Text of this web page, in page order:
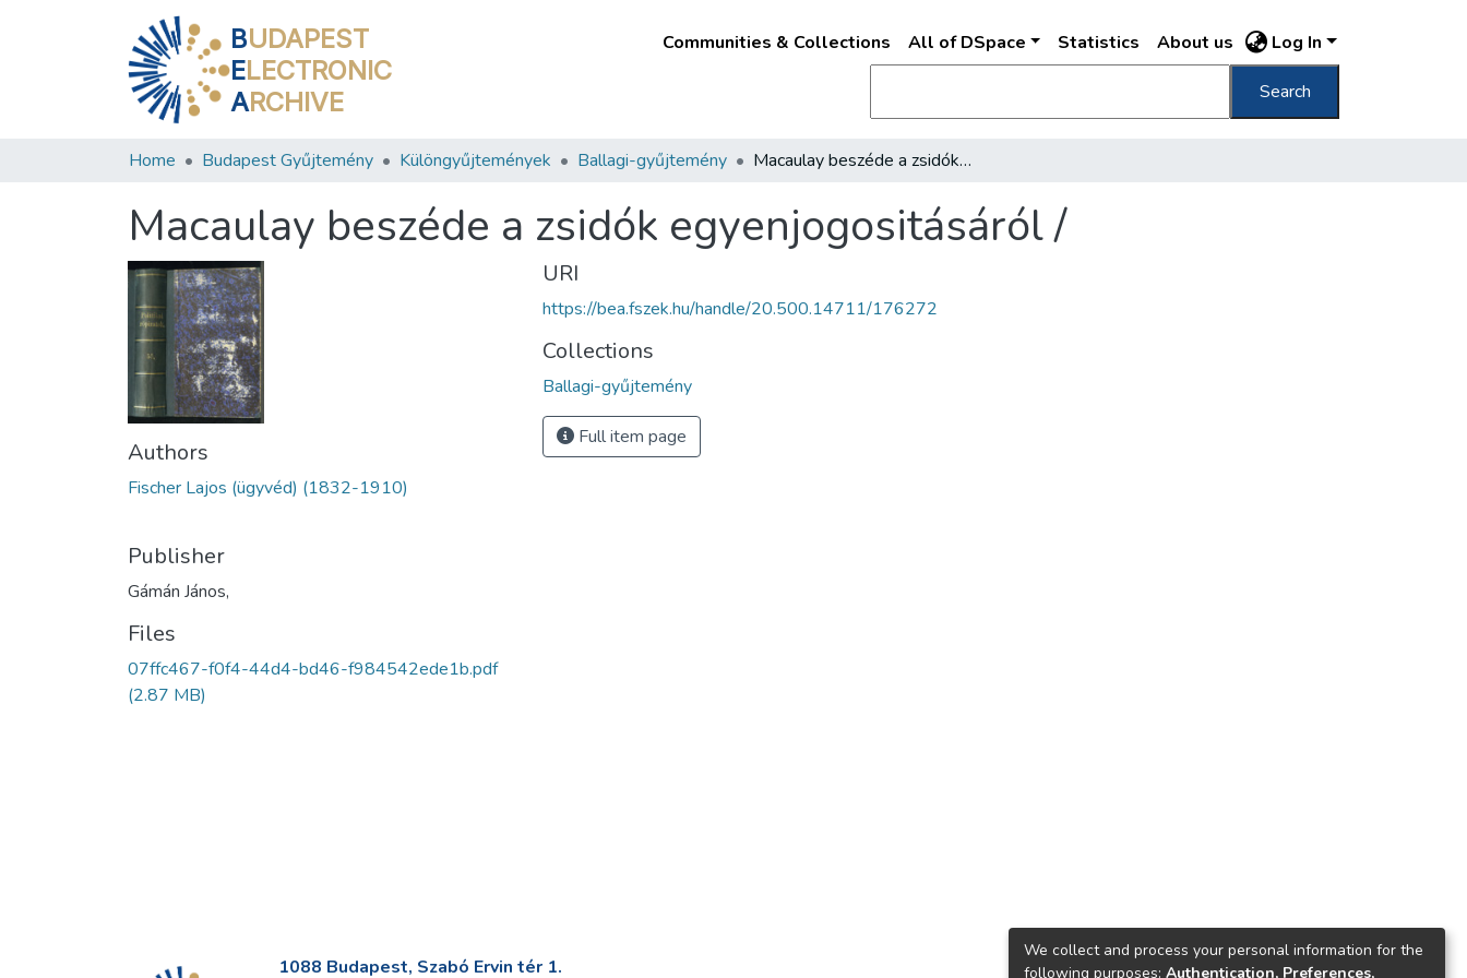
BUDAPEST
ELECTRONIC
ARCHIVE
Communities & Collections All of DSpace Statistics About us Log In
Search
Home Budapest Gyűjtemény Különgyűjtemények Ballagi-gyűjtemény Macaulay beszéde a zsidók egyenjogositásáról /
Macaulay beszéde a zsidók egyenjogositásáról /
Authors
Fischer Lajos (ügyvéd) (1832-1910)
Publisher
Gámán János,
Files
07ffc467-f0f4-44d4-bd46-f984542ede1b.pdf
(2.87 MB)
URI
https://bea.fszek.hu/handle/20.500.14711/176272
Collections
Ballagi-gyűjtemény
Full item page
1088 Budapest, Szabó Ervin tér 1.
We collect and process your personal information for the
following purposes: Authentication, Preferences,